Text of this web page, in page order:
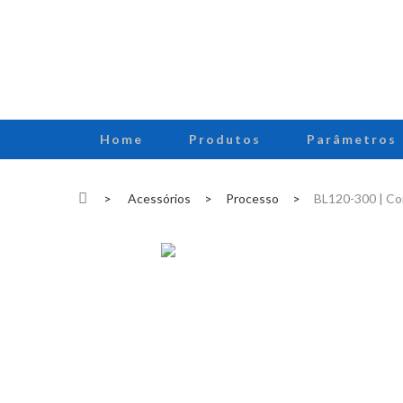
Home Produtos Parâmetros
> Acessórios > Processo > BL120-300 |